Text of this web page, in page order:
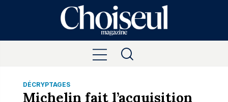
DÉCRYPTAGES
Michelin fait l’acquisition